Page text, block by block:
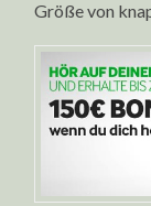
Größe von